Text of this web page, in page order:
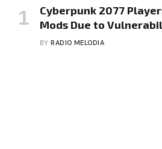
Cyberpunk 2077
Mods Due to
BY RADIO MELODIA